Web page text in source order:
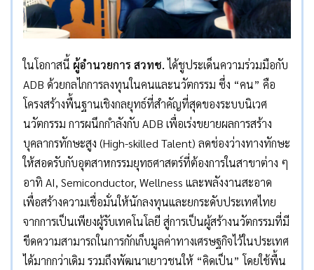
ในโอกาสนี้ ผู้อำนวยการ สวทช.ได้ชูประเด็นความร่วมมือกับ
ADB ด้วยกลไกการลงทุนในคนและนวัตกรรม ซึ่ง “คน” คือ
โครงสร้างพื้นฐานเชิงกลยุทธ์ที่สำคัญที่สุดของระบบนิเวศ
นวัตกรรม การผนึกกำลังกับ ADB เพื่อเร่งขยายผลการสร้าง
บุคลากรทักษะสูง (High-skilled Talent) ลดช่องว่างทางทักษะ
ให้สอดรับกับอุตสาหกรรมยุทธศาสตร์ที่ต้องการในสาขาต่าง ๆ
อาทิ AI, Semiconductor, Wellness และพลังงานสะอาด
เพื่อสร้างความเชื่อมั่นให้นักลงทุนและยกระดับประเทศไทย
จากการเป็นเพียงผู้รับเทคโนโลยี สู่การเป็นผู้สร้างนวัตกรรมที่มี
ขีดความสามารถในการกักเก็บมูลค่าทางเศรษฐกิจไว้ในประเทศ
ได้มากกว่าเดิม รวมถึงพัฒนาเยาวชนให้ “คิดเป็น” โดยใช้พื้น